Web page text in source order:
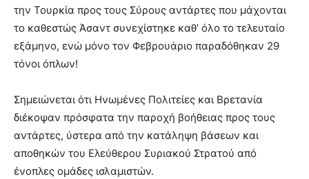
την Τουρκία προς τους Σύρους αντάρτες που μάχονται
το καθεστώς Άσαντ συνεχίστηκε καθ’ όλο το τελευταίο
εξάμηνο, ενώ μόνο τον Φεβρουάριο παραδόθηκαν 29
τόνοι όπλων!
Σημειώνεται ότι Ηνωμένες Πολιτείες και Βρετανία
διέκοψαν πρόσφατα την παροχή βοήθειας προς τους
αντάρτες, ύστερα από την κατάληψη βάσεων και
αποθηκών του Ελεύθερου Συριακού Στρατού από
ένοπλες ομάδες ισλαμιστών.